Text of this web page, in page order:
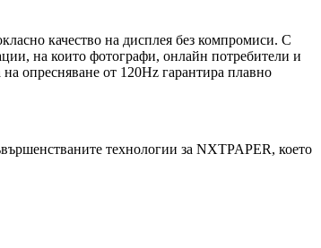
качество на дисплея без компромиси. С
на които фотографи, онлайн потребители и
опресняване от 120Hz гарантира плавно
технологии за NXTPAPER, което